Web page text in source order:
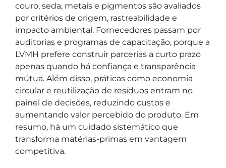
couro, seda, metais e pigmentos são avaliados
por critérios de origem, rastreabilidade e
impacto ambiental. Fornecedores passam por
auditorias e programas de capacitação, porque a
LVMH prefere construir parcerias a curto prazo
apenas quando há confiança e transparência
mútua. Além disso, práticas como economia
circular e reutilização de resíduos entram no
painel de decisões, reduzindo custos e
aumentando valor percebido do produto. Em
resumo, há um cuidado sistemático que
transforma matérias-primas em vantagem
competitiva.